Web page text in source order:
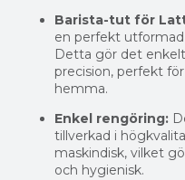
Barista-tut för
en perfekt
Detta gör det
precision, perfekt
hemma.
Enkel rengöring:
tillverkad i
maskindisk, vilket
och hygienisk.